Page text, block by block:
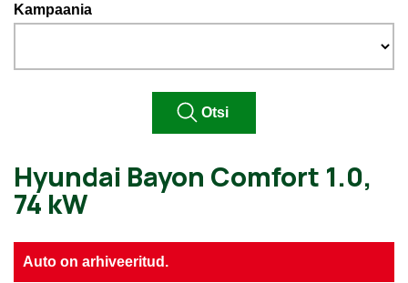
Kampaania
Auto on arhiveeritud.